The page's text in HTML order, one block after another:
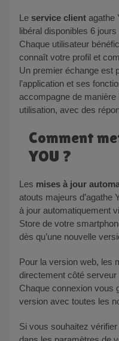
Le service client agathe
libéral disponibles 6
Chaque utilisateur
connaît votre profil et
Un premier échange est
l’application et ses
accompagne de
utilisation, avec des
Comment mettre à jour Agathe
YOU ?
Les mises à jour
atouts majeurs d’agathe
à jour automatiquement
Store de votre
dès qu’une nouvelle
Pour la version web, les mises à jour s’effectuent
directement côté
Chaque connexion vous
version avec toutes les
Si vous souhaitez vérifier manuellement, rendez-vous